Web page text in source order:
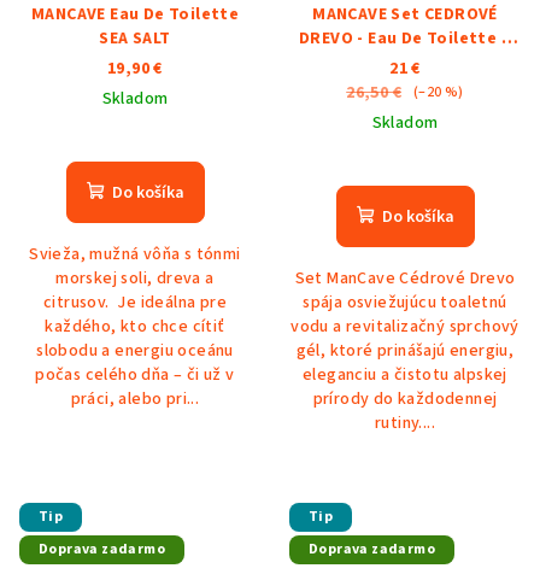
MANCAVE Eau De Toilette
SEA SALT
19,90 €
Skladom
Do košíka
Svieža, mužná vôňa s tónmi
morskej soli, dreva a
citrusov. Je ideálna pre
každého, kto chce cítiť
slobodu a energiu oceánu
počas celého dňa – či už v
práci, alebo pri...
MANCAVE Set CEDROVÉ
DREVO - Eau De Toilette a
sprchový gél
21 €
26,50 € (–20 %)
Skladom
Do košíka
Set ManCave Cédrové Drevo
spája osviežujúcu toaletnú
vodu a revitalizačný sprchový
gél, ktoré prinášajú energiu,
eleganciu a čistotu alpskej
prírody do každodennej
rutiny....
Tip
Doprava zadarmo
Tip
Doprava zadarmo